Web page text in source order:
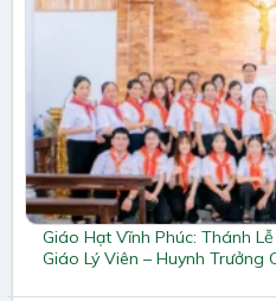
Giáo Hạt Vĩnh Phúc: Thánh
Giáo Lý Viên – Huynh Trưởng